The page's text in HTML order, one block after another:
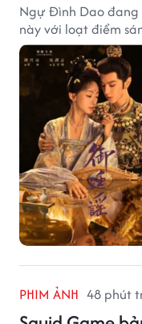
Ngự Đình Dao
này với loạt điểm
PHIM ẢNH 48 phút